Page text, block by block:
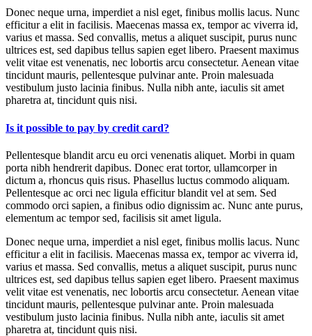
Donec neque urna, imperdiet a nisl eget, finibus mollis lacus. Nunc
efficitur a elit in facilisis. Maecenas massa ex, tempor ac viverra id,
varius et massa. Sed convallis, metus a aliquet suscipit, purus nunc
ultrices est, sed dapibus tellus sapien eget libero. Praesent maximus
velit vitae est venenatis, nec lobortis arcu consectetur. Aenean vitae
tincidunt mauris, pellentesque pulvinar ante. Proin malesuada
vestibulum justo lacinia finibus. Nulla nibh ante, iaculis sit amet
pharetra at, tincidunt quis nisi.
Is it possible to pay by credit card?
Pellentesque blandit arcu eu orci venenatis aliquet. Morbi in quam
porta nibh hendrerit dapibus. Donec erat tortor, ullamcorper in
dictum a, rhoncus quis risus. Phasellus luctus commodo aliquam.
Pellentesque ac orci nec ligula efficitur blandit vel at sem. Sed
commodo orci sapien, a finibus odio dignissim ac. Nunc ante purus,
elementum ac tempor sed, facilisis sit amet ligula.
Donec neque urna, imperdiet a nisl eget, finibus mollis lacus. Nunc
efficitur a elit in facilisis. Maecenas massa ex, tempor ac viverra id,
varius et massa. Sed convallis, metus a aliquet suscipit, purus nunc
ultrices est, sed dapibus tellus sapien eget libero. Praesent maximus
velit vitae est venenatis, nec lobortis arcu consectetur. Aenean vitae
tincidunt mauris, pellentesque pulvinar ante. Proin malesuada
vestibulum justo lacinia finibus. Nulla nibh ante, iaculis sit amet
pharetra at, tincidunt quis nisi.